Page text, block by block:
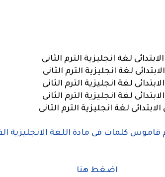
قاموس كلمات فى مادة اللغة الانجليزية
اضغط هنا